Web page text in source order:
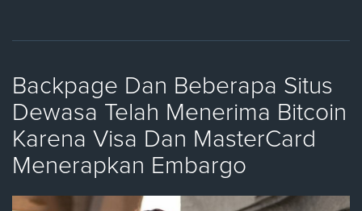
Backpage Dan Beberapa Situs
Dewasa Telah Menerima Bitcoin
Karena Visa Dan MasterCard
Menerapkan Embargo